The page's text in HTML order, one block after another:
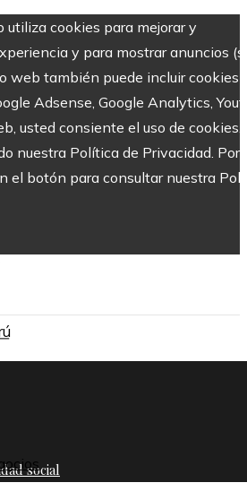
utiliza cookies para mejorar y
y para mostrar anuncios
web también puede incluir cookies
Adsense, Google Analytics,
usted consiente el uso de cookies.
nuestra Política de Privacidad. Por
el botón para consultar nuestra
social